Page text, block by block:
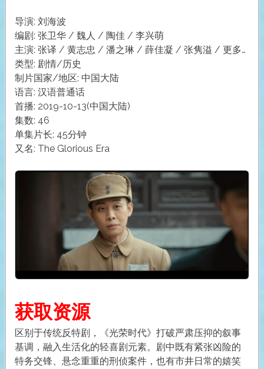
导演: 刘海波
编剧: 张卫华 / 魏人 / 陶佳 / 李兴萌
主演: 张译 / 黄志忠 / 潘之琳 / 薛佳凝 / 张隽溢 / 更多…
类型: 剧情/历史
制片国家/地区: 中国大陆
语言: 汉语普通话
首播: 2019-10-13(中国大陆)
集数: 46
单集片长: 45分钟
又名: The Glorious Era
获取资源
区别于传统反特剧，《光荣时代》打破严肃压抑的叙事
基调，融入生活化的轻喜剧元素。剧中既有紧张凶险的
特务交锋、悬念重重的刑侦案件，也有市井日常的嬉笑